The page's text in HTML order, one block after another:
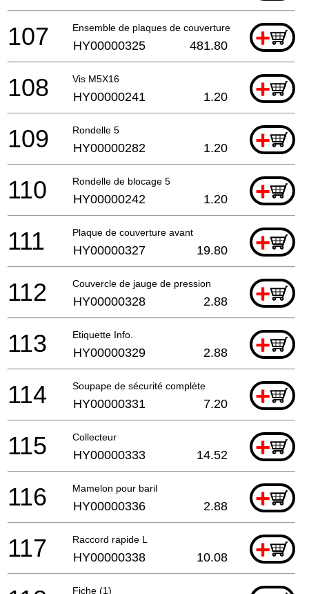
Ensemble de plaques de couverture +
107 HY00000325 481.80
Vis M5X16 +
108 HY00000241 1.20
Rondelle 5 +
109 HY00000282 1.20
Rondelle de blocage 5 +
110 HY00000242 1.20
Plaque de couverture avant +
111 HY00000327 19.80
Couvercle de jauge de pression +
112 HY00000328 2.88
Etiquette Info. +
113 HY00000329 2.88
Soupape de sécurité complète +
114 HY00000331 7.20
Collecteur +
115 HY00000333 14.52
Mamelon pour baril +
116 HY00000336 2.88
Raccord rapide L +
117 HY00000338 10.08
Fiche (1)